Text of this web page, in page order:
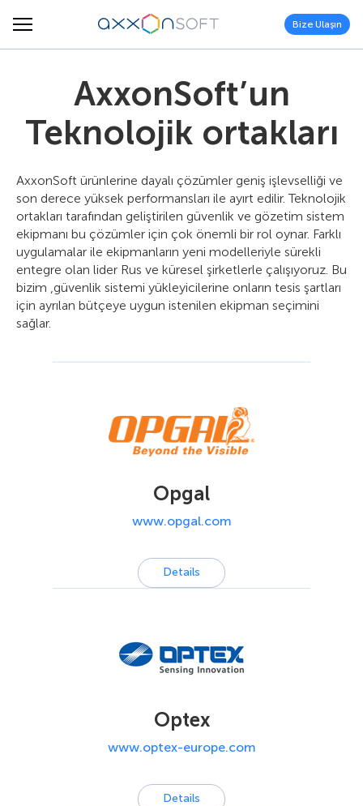
Bize Ulaşın
AxxonSoft’un
Teknolojik ortakları
AxxonSoft ürünlerine dayalı çözümler geniş işlevselliği ve
son derece yüksek performansları ile ayırt edilir. Teknolojik
ortakları tarafından geliştirilen güvenlik ve gözetim sistem
ekipmanı bu çözümler için çok önemli bir rol oynar. Farklı
uygulamalar ile ekipmanların yeni modelleriyle sürekli
entegre olan lider Rus ve küresel şirketlerle çalışıyoruz. Bu
bizim ,güvenlik sistemi yükleyicilerine onların tesis şartları
için ayrılan bütçeye uygun istenilen ekipman seçimini
sağlar.
Opgal
www.opgal.com
Details
Optex
www.optex-europe.com
Details